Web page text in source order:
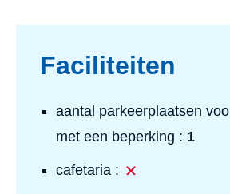
Faciliteiten
aantal parkeerplaatsen
met een beperking : 1
cafetaria : Nee